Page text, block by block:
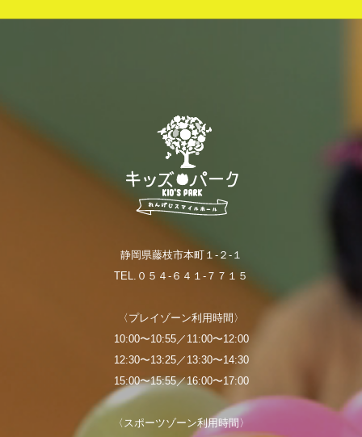
静岡県藤枝市本町１-２-１
TEL.０５４-６４１-７７１５
〈プレイゾーン利用時間〉
10:00〜10:55／11:00〜12:00
12:30〜13:25／13:30〜14:30
15:00〜15:55／16:00〜17:00
〈スポーツゾーン利用時間〉